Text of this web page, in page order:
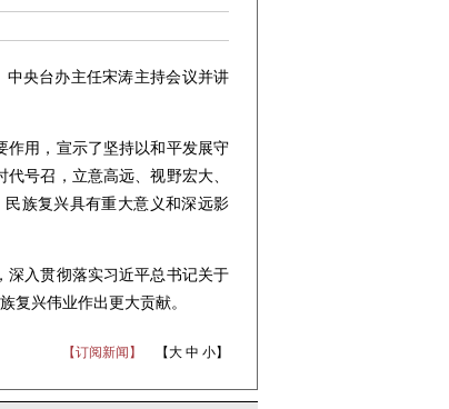
央台办主任宋涛主持会议并讲
用，宣示了坚持以和平发展守
号召，立意高远、视野宏大、
族复兴具有重大意义和深远影
入贯彻落实习近平总书记关于
复兴伟业作出更大贡献。
【订阅新闻】 【大 中 小】